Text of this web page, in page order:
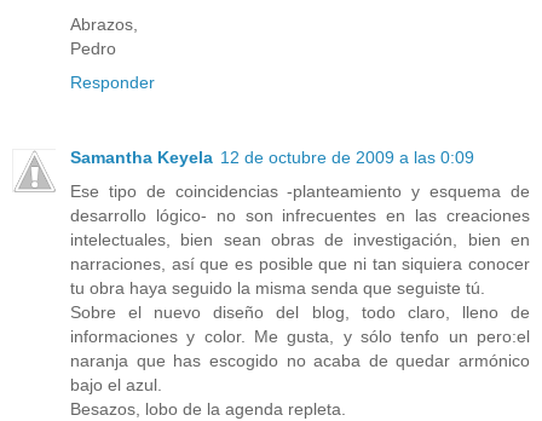
Abrazos,
Pedro
Responder
Samantha Keyela 12 de octubre de 2009 a las 0:09
Ese tipo de coincidencias -planteamiento y esquema de
desarrollo lógico- no son infrecuentes en las creaciones
intelectuales, bien sean obras de investigación, bien en
narraciones, así que es posible que ni tan siquiera conocer
tu obra haya seguido la misma senda que seguiste tú.
Sobre el nuevo diseño del blog, todo claro, lleno de
informaciones y color. Me gusta, y sólo tenfo un pero:el
naranja que has escogido no acaba de quedar armónico
bajo el azul.
Besazos, lobo de la agenda repleta.